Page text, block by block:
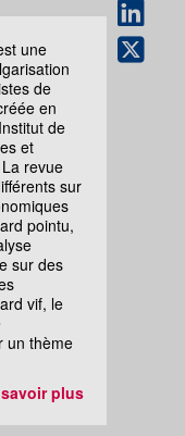
une
de
en
de
et
revue
sur
pointu,
sur des
vif, le
un thème
plus